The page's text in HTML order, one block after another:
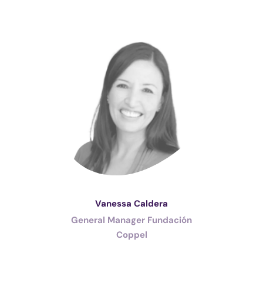
Vanessa Caldera
General Manager Fundación
Coppel